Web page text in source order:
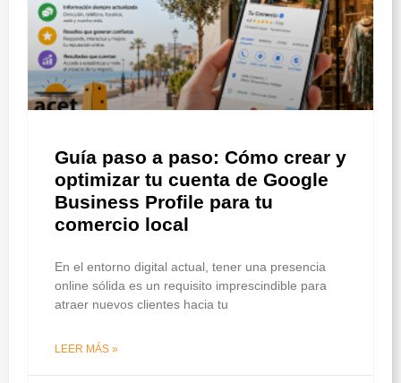
Guía paso a paso: Cómo crear y
optimizar tu cuenta de Google
Business Profile para tu
comercio local
En el entorno digital actual, tener una presencia
online sólida es un requisito imprescindible para
atraer nuevos clientes hacia tu
LEER MÁS »